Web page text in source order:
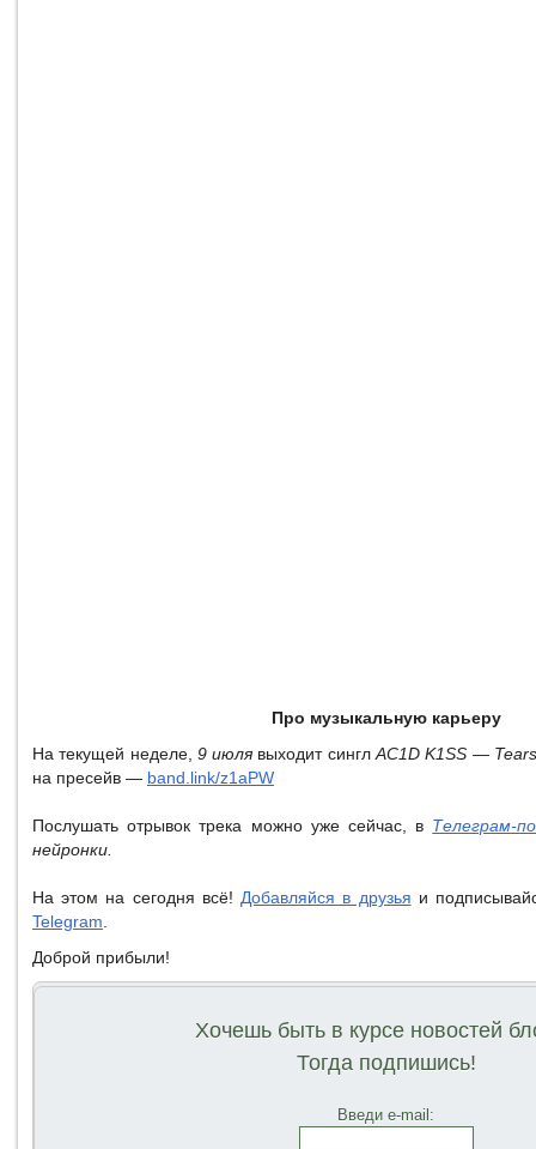
Про музыкальную карьеру
На текущей неделе, 9 июля выходит синглAC1D K1SS —
на пресейв — band.link/z1aPW
Послушать отрывок трека можно уже сейчас, в Телеграм-
нейронки.
На этом на сегодня всё! Добавляйся в друзья и
Telegram
Доброй прибыли!
Хочешь быть в курсе новостей
Тогда подпишись!
Введи e-mail: